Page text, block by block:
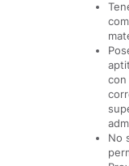
con
No